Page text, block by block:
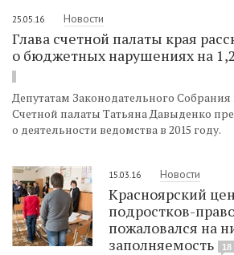
25.05.16 Новости
Глава счетной палаты края
о бюджетных нарушениях на
Депутатам Законодательного Собрания
Счетной палаты Татьяна Давыденко
о деятельности ведомства в 2015 году.
15.03.16 Новости
Красноярский
подростков-
пожаловался на
заполняемость
18